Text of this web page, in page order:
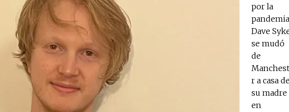
Subscribe to our daily
of vaping and tobacco harm
por la
pandemia
Dave
se mudó
de
r a casa
su madre
en